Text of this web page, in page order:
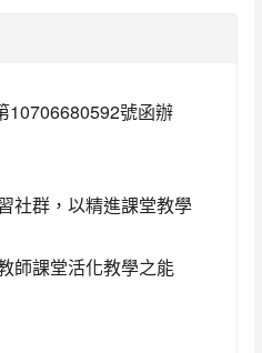
10706680592號函辦
社群，以精進課堂教學
師課堂活化教學之能